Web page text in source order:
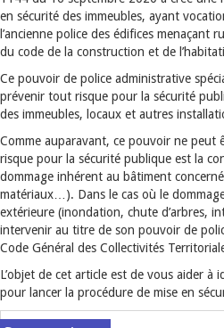
en sécurité des immeubles, ayant
l’ancienne police des édifices menaçant
du code de la construction et de
Ce pouvoir de police administrative
prévenir tout risque pour la sécurité
des immeubles, locaux et autres
Comme auparavant, ce pouvoir ne peut
risque pour la sécurité publique est la
dommage inhérent au bâtiment
matériaux…). Dans le cas où le
extérieure (inondation, chute d’arbres,
intervenir au titre de son pouvoir de
Code Général des Collectivités
L’objet de cet article est de vous aider à
pour lancer la procédure de mise en